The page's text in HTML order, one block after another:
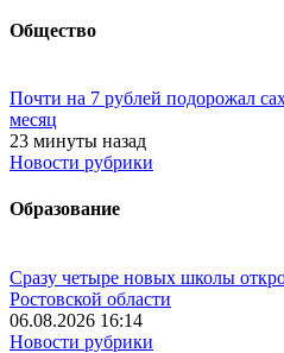
Общество
Почти на 7 рублей подорожал
месяц
23 минуты назад
Новости рубрики
Образование
Сразу четыре новых школы
Ростовской области
06.08.2026 16:14
Новости рубрики